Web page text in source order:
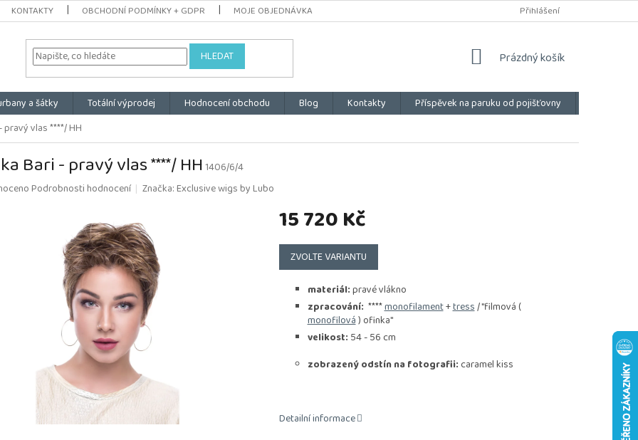
KONTAKTY OBCHODNÍ PODMÍNKY + GDPR MOJE OBJEDNÁVKA Přihlášení
HLEDAT
NÁKUPNÍ
Prázdný košík
a šátky Totální výprodej Hodnocení obchodu Blog Kontakty Příspěvek na paruku od pojišťovny
pravý vlas ****/ HH
Bari - pravý vlas ****/ HH1406/6/4
Podrobnosti hodnocení Značka:Exclusive wigs by Lubo
15 720 Kč
Měrná
cena:
ZVOLTE VARIANTU
materiál:pravé vlákno
zpracování: ****monofilament+tress/ "filmová (
monofilová) ofinka"
velikost: 54 - 56 cm
zobrazený odstín na fotografii: caramel kiss
Detailní informace